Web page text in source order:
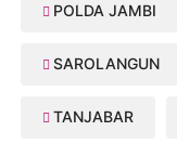
POLDA JAMBI
SAROLANGUN
TANJABAR